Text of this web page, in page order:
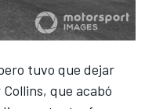
tuvo que dejar
que acabó